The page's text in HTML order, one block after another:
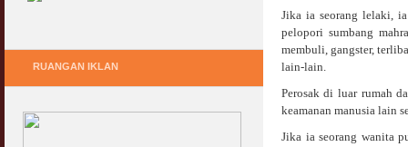
Jika ia seorang lelaki,
pelopori sumbang
membuli, gangster,
lain-lain.
Perosak di luar rumah
keamanan manusia lain
Jika ia seorang wanita
RUANGAN IKLAN